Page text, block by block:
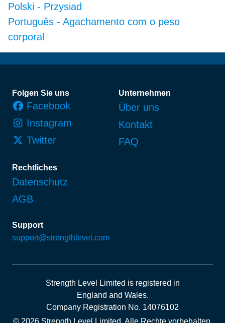
Polski - Przysiad
Português - Agachamento com o peso
corporal
Fußzeile
Folgen Sie uns
Facebook
Instagram
Twitter
Unternehmen
Über uns
Kontakt
FAQ
Rechtliches
Datenschutz
AGB
Support
support@strengthlevel.com
Strength Level Limited is registered in
England and Wales.
Company Registration No. 14076102
© 2026 Strength Level Limited Alle Rechte vorbehalten.